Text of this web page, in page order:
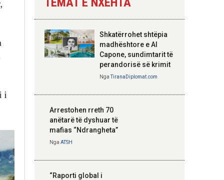
i
Hoxha takim me
zyrtarë të lartë të
DASH: Angazhim i
përbashkët për
strategjik
Shkatërrohet shtëpia
madhështore e Al
Capone, sundimtarit të
perandorisë së krimit
NgaTiranaDiplomat.com
Arrestohen rreth 70
anëtarë të dyshuar të
mafias “Ndrangheta”
Nga ATSH
“Raporti global i